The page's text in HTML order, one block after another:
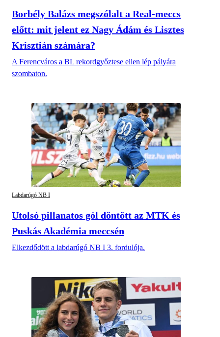
Borbély Balázs megszólalt a Real-meccs
előtt: mit jelent ez Nagy Ádám és Lisztes
Krisztián számára?
A Ferencváros a BL rekordgyőztese ellen lép pályára
szombaton.
Labdarúgó NB I
Utolsó pillanatos gól döntött az MTK és
Puskás Akadémia meccsén
Elkezdődött a labdarúgó NB I 3. fordulója.